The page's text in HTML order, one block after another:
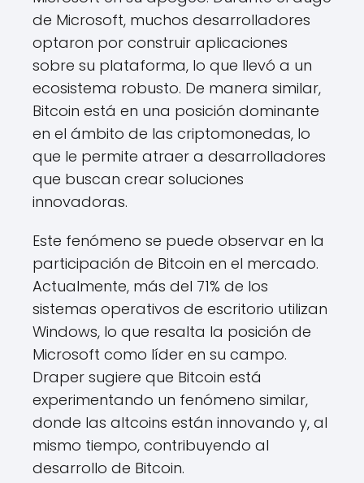
de Microsoft, muchos desarrolladores
optaron por construir aplicaciones
sobre su plataforma, lo que llevó a un
ecosistema robusto. De manera similar,
Bitcoin está en una posición dominante
en el ámbito de las criptomonedas, lo
que le permite atraer a desarrolladores
que buscan crear soluciones
innovadoras.
Este fenómeno se puede observar en la
participación de Bitcoin en el mercado.
Actualmente, más del 71% de los
sistemas operativos de escritorio utilizan
Windows, lo que resalta la posición de
Microsoft como líder en su campo.
Draper sugiere que Bitcoin está
experimentando un fenómeno similar,
donde las altcoins están innovando y, al
mismo tiempo, contribuyendo al
desarrollo de Bitcoin.